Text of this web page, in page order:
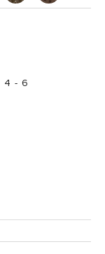
4 - 6